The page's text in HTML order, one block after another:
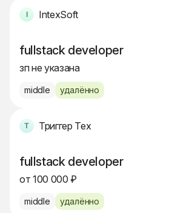
IntexSoft
fullstack developer
зп не указана
middle удалённо
Триггер Тех
fullstack developer
от 100 000 ₽
middle удалённо